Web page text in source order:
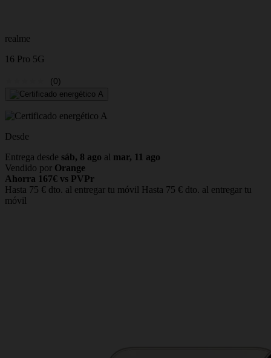
realme
16 Pro 5G
(0)
Desde
Entrega desde sáb, 8 ago al mar, 11 ago
Vendido por Orange
Ahorra 167€ vs PVPr
Hasta 75 € dto. al entregar tu móvil Hasta 75 € dto. al entregar tu
móvil